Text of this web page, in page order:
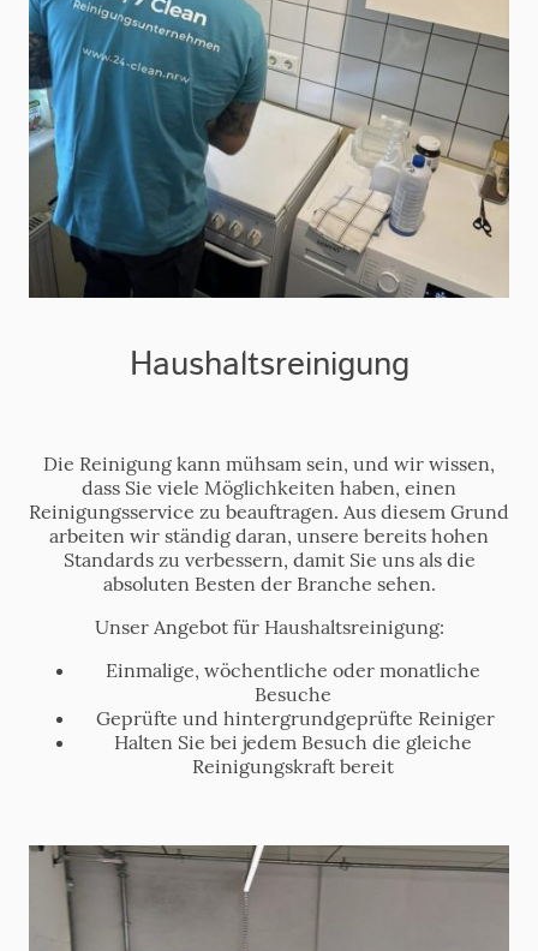
Haushaltsreinigung
Die Reinigung kann mühsam sein, und wir wissen,
dass Sie viele Möglichkeiten haben, einen
Reinigungsservice zu beauftragen. Aus diesem Grund
arbeiten wir ständig daran, unsere bereits hohen
Standards zu verbessern, damit Sie uns als die
absoluten Besten der Branche sehen.
Unser Angebot für Haushaltsreinigung:
Einmalige, wöchentliche oder monatliche
Besuche
Geprüfte und hintergrundgeprüfte Reiniger
Halten Sie bei jedem Besuch die gleiche
Reinigungskraft bereit